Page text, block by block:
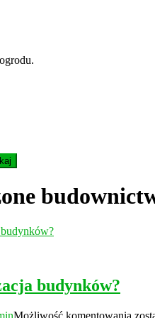
budynków?
Możliwość komentowania